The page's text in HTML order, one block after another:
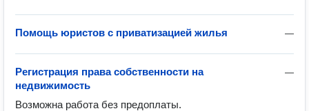
—
Помощь юристов с приватизацией жилья
—
Регистрация права собственности на
недвижимость
Возможна работа без предоплаты.